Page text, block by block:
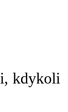
kdykoli